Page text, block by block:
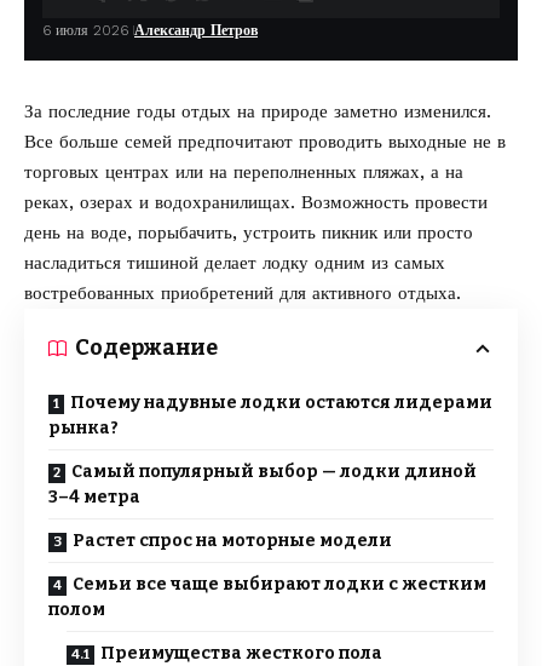
6 июля 2026 Александр Петров
За последние годы отдых на природе заметно изменился.
Все больше семей предпочитают проводить выходные не в
торговых центрах или на переполненных пляжах, а на
реках, озерах и водохранилищах. Возможность провести
день на воде, порыбачить, устроить пикник или просто
насладиться тишиной делает лодку одним из самых
востребованных приобретений для активного отдыха.
Содержание
Почему надувные лодки остаются лидерами
рынка?
Самый популярный выбор — лодки длиной
3–4 метра
Растет спрос на моторные модели
Семьи все чаще выбирают лодки с жестким
полом
Преимущества жесткого пола